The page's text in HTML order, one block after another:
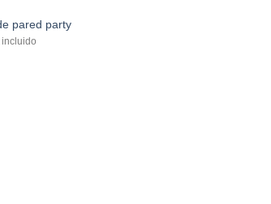
pared party
incluido